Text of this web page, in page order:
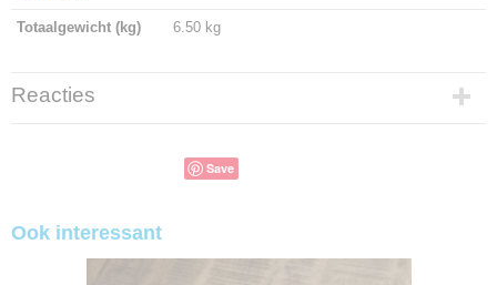
Totaalgewicht (kg) 6.50 kg
Reacties
Save
Ook interessant